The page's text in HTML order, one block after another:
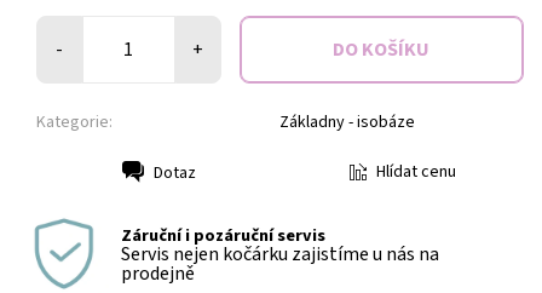
- +
Kategorie: Základny - isobáze
Dotaz Hlídat cenu
Záruční i pozáruční servis
Servis nejen kočárku zajistíme u nás na
prodejně